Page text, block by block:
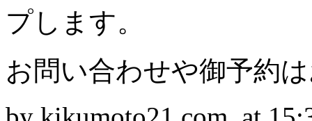
プします。
お問い合わせや御予約